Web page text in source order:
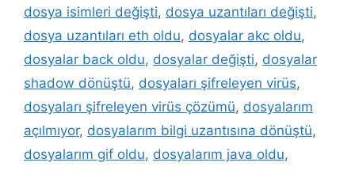
dosya isimleri değişti, dosya uzantıları değişti,
dosya uzantıları eth oldu, dosyalar akc oldu,
dosyalar back oldu, dosyalar değişti, dosyalar
shadow dönüştü, dosyaları şifreleyen virüs,
dosyaları şifreleyen virüs çözümü, dosyalarım
açılmıyor, dosyalarım bilgi uzantısına dönüştü,
dosyalarım gif oldu, dosyalarım java oldu,